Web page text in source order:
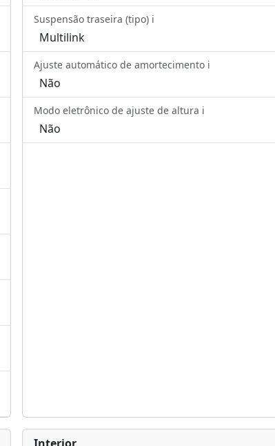
Suspensão traseira (tipo) ℹ️
Multilink
Ajuste automático de amortecimento ℹ️
Não
Modo eletrônico de ajuste de altura ℹ️
Não